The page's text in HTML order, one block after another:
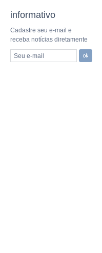
informativo
Cadastre seu e-mail e
receba notícias diretamente
Seu e-mail